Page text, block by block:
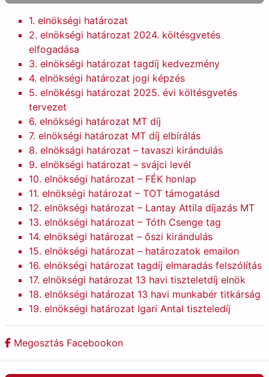
1. elnökségi határozat
2. elnökségi határozat 2024. költésgvetés
elfogadása
3. elnökségi határozat tagdíj kedvezmény
4. elnökségi határozat jogi képzés
5. elnökésgi határozat 2025. évi költésgvetés
tervezet
6. elnökségi határozat MT díj
7. elnökségi határozat MT díj elbírálás
8. elnöksági határozat – tavaszi kirándulás
9. elnökségi határozat – svájci levél
10. elnökségi határozat – FÉK honlap
11. elnökségi határozat – TOT támogatásd
12. elnökségi határozat – Lantay Attila díjazás MT
13. elnökségi határozat – Tóth Csenge tag
14. elnökségi határozat – őszi kirándulás
15. elnökségi határozat – határozatok emailon
16. elnökségi határozat tagdíj elmaradás felszólítás
17. elnökségi határozat 13 havi tiszteletdíj elnök
18. elnökségi határozat 13 havi munkabér titkárság
19. elnökségi határozat Igari Antal tiszteledíj
Megosztás Facebookon